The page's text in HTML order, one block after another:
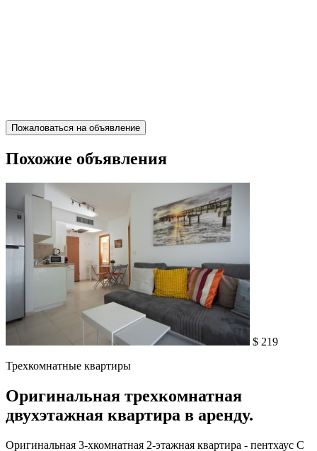
Пожаловаться на объявление
Похожие объявления
$ 219
Трехкомнатные квартиры
Оригинальная трехкомнатная
двухэтажная квартира в аренду.
Оригинальная 3-хкомнатная 2-этажная квартира - пентхаус С